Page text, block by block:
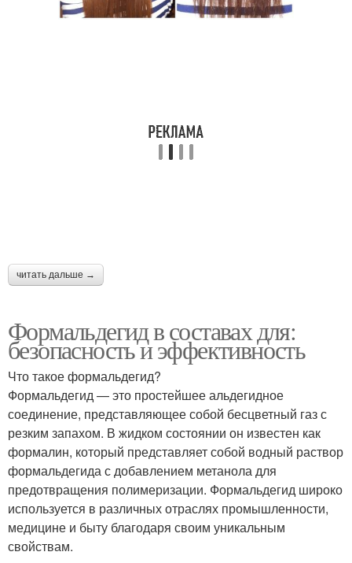
читать дальше →
Формальдегид в составах для:
безопасность и эффективность
Что такое формальдегид?
Формальдегид — это простейшее альдегидное
соединение, представляющее собой бесцветный газ с
резким запахом. В жидком состоянии он известен как
формалин, который представляет собой водный раствор
формальдегида с добавлением метанола для
предотвращения полимеризации. Формальдегид широко
используется в различных отраслях промышленности,
медицине и быту благодаря своим уникальным
свойствам.